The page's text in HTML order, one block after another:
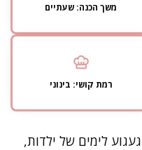
משך הכנה: שעתיים
רמת קושי: בינוני
לימים של ילדות,